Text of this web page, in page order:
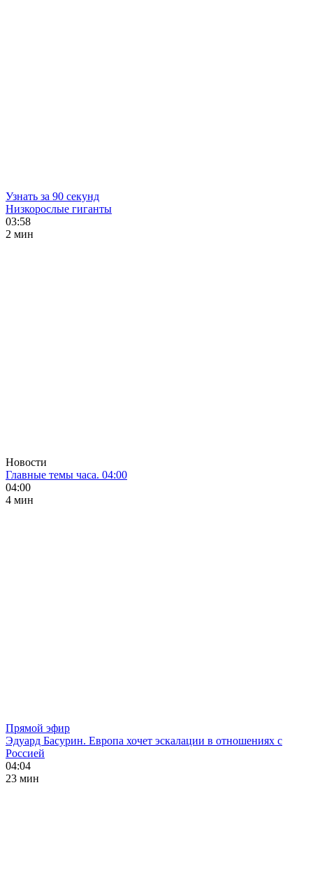
Узнать за 90 секунд
Низкорослые гиганты
03:58
2 мин
Новости
Главные темы часа. 04:00
04:00
4 мин
Прямой эфир
Эдуард Басурин. Европа хочет эскалации в отношениях с
Россией
04:04
23 мин